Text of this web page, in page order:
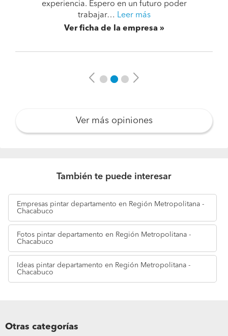
experiencia. Espero en un futuro poder
trabajar… Leer más
Ver ficha de la empresa
Previous Next
Ver más opiniones
También te puede interesar
Empresas pintar departamento en Región Metropolitana -
Chacabuco
Fotos pintar departamento en Región Metropolitana -
Chacabuco
Ideas pintar departamento en Región Metropolitana -
Chacabuco
Otras categorías